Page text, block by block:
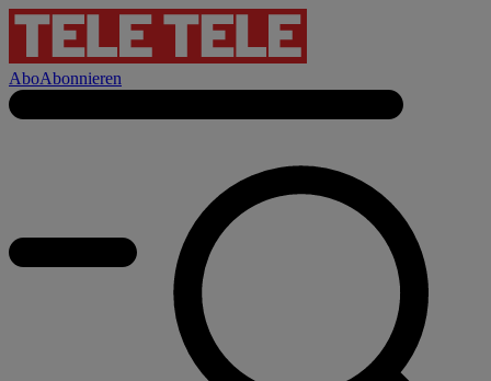
AboAbonnieren